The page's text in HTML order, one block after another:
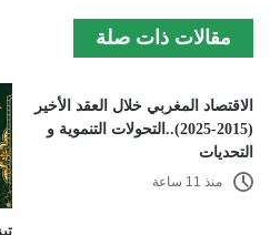
مقالات ذات صلة
الاقتصاد المغربي خلال العقد الأخير
(2015-2025)..التحولات التنموية و
التحديات
منذ 11 ساعة